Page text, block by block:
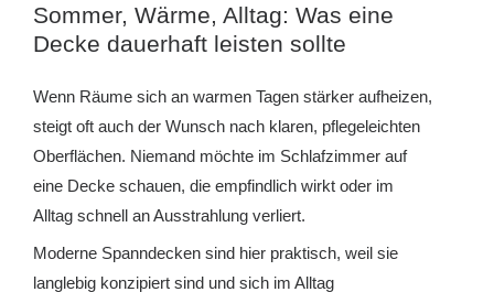
Sommer, Wärme, Alltag: Was eine
Decke dauerhaft leisten sollte
Wenn Räume sich an warmen Tagen stärker aufheizen,
steigt oft auch der Wunsch nach klaren, pflegeleichten
Oberflächen. Niemand möchte im Schlafzimmer auf
eine Decke schauen, die empfindlich wirkt oder im
Alltag schnell an Ausstrahlung verliert.
Moderne Spanndecken sind hier praktisch, weil sie
langlebig konzipiert sind und sich im Alltag